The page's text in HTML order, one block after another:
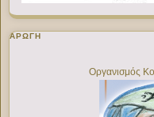
ΑΡΩΓΗ
Οργανισμός